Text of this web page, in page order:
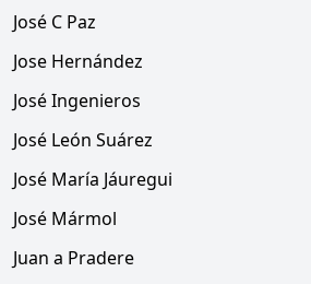
José C Paz
Jose Hernández
José Ingenieros
José León Suárez
José María Jáuregui
José Mármol
Juan a Pradere